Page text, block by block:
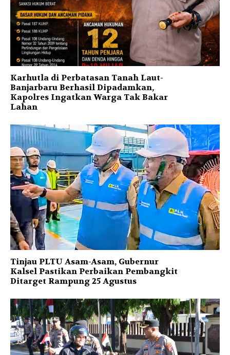
Karhutla di Perbatasan Tanah Laut-
Banjarbaru Berhasil Dipadamkan,
Kapolres Ingatkan Warga Tak Bakar
Lahan
Tinjau PLTU Asam-Asam, Gubernur
Kalsel Pastikan Perbaikan Pembangkit
Ditarget Rampung 25 Agustus